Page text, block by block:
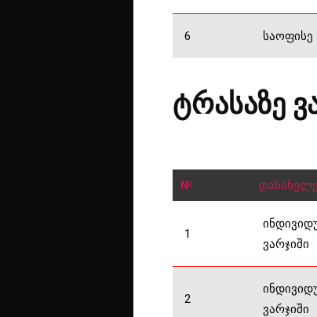
6 საოფისე
ტრასაზე
№
1
ვარჯიში
2
ვარჯიში